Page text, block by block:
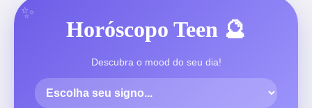
Horóscopo Teen 🔮
Descubra o mood do seu dia!